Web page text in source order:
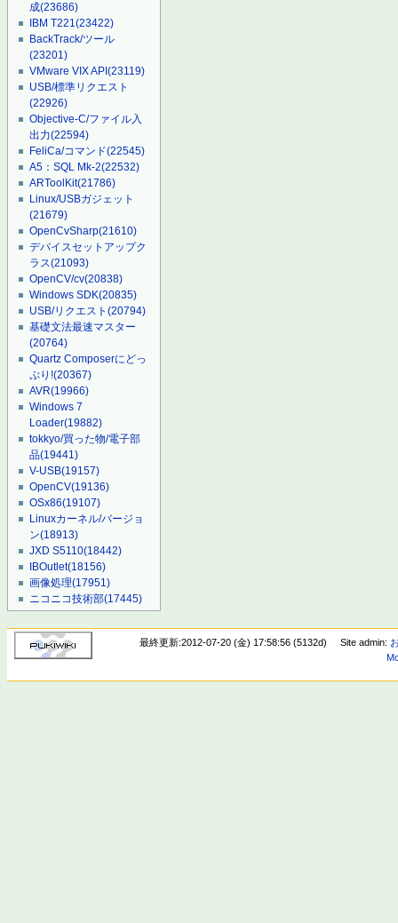
成(23686)
IBM T221(23422)
BackTrack/ツール
(23201)
VMware VIX API(23119)
USB/標準リクエスト
(22926)
Objective-C/ファイル入
出力(22594)
FeliCa/コマンド(22545)
A5：SQL Mk-2(22532)
ARToolKit(21786)
Linux/USBガジェット
(21679)
OpenCvSharp(21610)
デバイスセットアップク
ラス(21093)
OpenCV/cv(20838)
Windows SDK(20835)
USB/リクエスト(20794)
基礎文法最速マスター
(20764)
Quartz Composerにどっ
ぷり!(20367)
AVR(19966)
Windows 7
Loader(19882)
tokkyo/買った物/電子部
品(19441)
V-USB(19157)
OpenCV(19136)
OSx86(19107)
Linuxカーネル/バージョ
ン(18913)
JXD S5110(18442)
IBOutlet(18156)
画像処理(17951)
ニコニコ技術部(17445)
最終更新:2012-07-20 (金) 17:58:56 (5132d) Site admin: